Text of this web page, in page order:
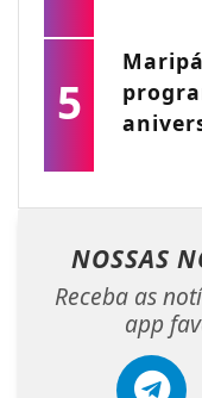
5
NOSSAS
Receba as
app